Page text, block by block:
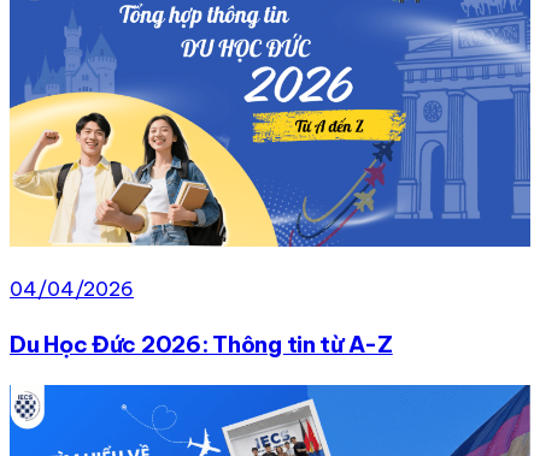
04/04/2026
Du Học Đức 2026: Thông tin từ A-Z